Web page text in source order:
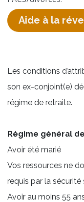
Aide à la
Les conditions
son ex-conjoint(e)
régime de retraite.​​
Régime général
Avoir été marié
Vos ressources ne
requis par la sécurité
Avoir au moins 55